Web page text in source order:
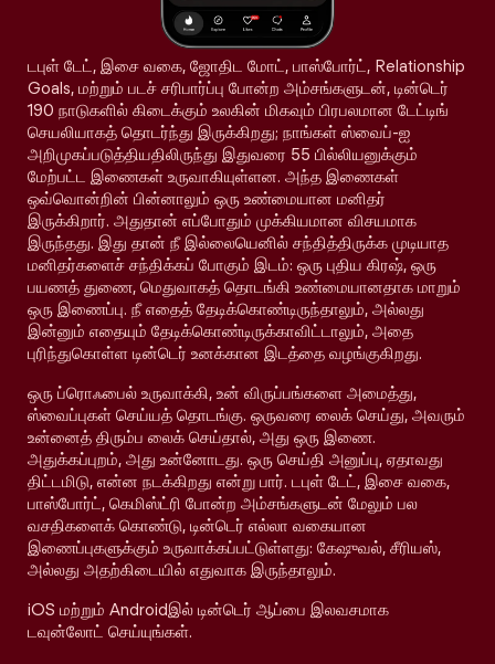
டபுள் டேட், இசை வகை, ஜோதிட மோட், பாஸ்போர்ட், Relationship
Goals, மற்றும் படச் சரிபார்ப்பு போன்ற அம்சங்களுடன், டின்டெர்
190 நாடுகளில் கிடைக்கும் உலகின் மிகவும் பிரபலமான டேட்டிங்
செயலியாகத் தொடர்ந்து இருக்கிறது; நாங்கள் ஸ்வைப்-ஐ
அறிமுகப்படுத்தியதிலிருந்து இதுவரை 55 பில்லியனுக்கும்
மேற்பட்ட இணைகள் உருவாகியுள்ளன. அந்த இணைகள்
ஒவ்வொன்றின் பின்னாலும் ஒரு உண்மையான மனிதர்
இருக்கிறார். அதுதான் எப்போதும் முக்கியமான விசயமாக
இருந்தது. இது தான் நீ இல்லையெனில் சந்தித்திருக்க முடியாத
மனிதர்களைச் சந்திக்கப் போகும் இடம்: ஒரு புதிய கிரஷ், ஒரு
பயணத் துணை, மெதுவாகத் தொடங்கி உண்மையானதாக மாறும்
ஒரு இணைப்பு. நீ எதைத் தேடிக்கொண்டிருந்தாலும், அல்லது
இன்னும் எதையும் தேடிக்கொண்டிருக்காவிட்டாலும், அதை
புரிந்துகொள்ள டின்டெர் உனக்கான இடத்தை வழங்குகிறது.
ஒரு ப்ரொஃபைல் உருவாக்கி, உன் விருப்பங்களை அமைத்து,
ஸ்வைப்புகள் செய்யத் தொடங்கு. ஒருவரை லைக் செய்து, அவரும்
உன்னைத் திரும்ப லைக் செய்தால், அது ஒரு இணை.
அதுக்கப்புறம், அது உன்னோடது. ஒரு செய்தி அனுப்பு, ஏதாவது
திட்டமிடு, என்ன நடக்கிறது என்று பார். டபுள் டேட், இசை வகை,
பாஸ்போர்ட், கெமிஸ்ட்ரி போன்ற அம்சங்களுடன் மேலும் பல
வசதிகளைக் கொண்டு, டின்டெர் எல்லா வகையான
இணைப்புகளுக்கும் உருவாக்கப்பட்டுள்ளது: கேஷுவல், சீரியஸ்,
அல்லது அதற்கிடையில் எதுவாக இருந்தாலும்.
iOS மற்றும் Androidஇல் டின்டெர் ஆப்பை இலவசமாக
டவுன்லோட் செய்யுங்கள்.